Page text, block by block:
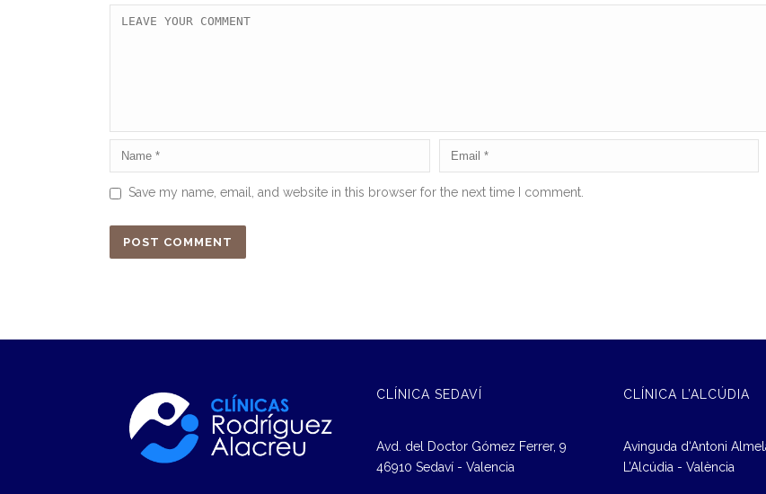
Save my name, email, and website in this browser for the next time I comment.
CLÍNICA SEDAVÍ
Avd. del Doctor Gómez Ferrer, 9
46910 Sedaví - Valencia
CLÍNICA L’ALCÚDIA
Avinguda d‘Antoni
L’Alcúdia - València